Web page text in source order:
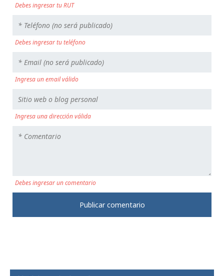
Debes ingresar tu RUT
Debes ingresar tu teléfono
Ingresa un email válido
Ingresa una dirección válida
Debes ingresar un comentario